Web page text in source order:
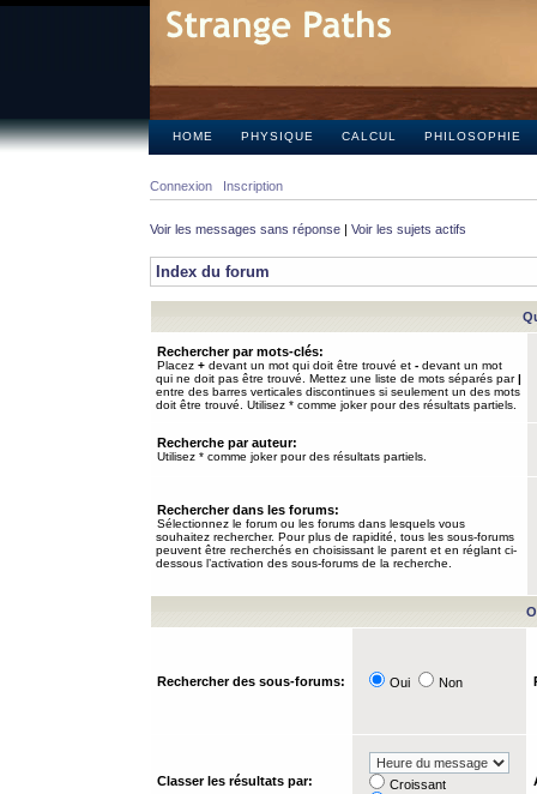
HOME PHYSIQUE CALCUL PHILOSOPHIE
Connexion Inscription
Voir les messages sans réponse | Voir les sujets actifs
Index du forum
Rechercher par mots-clés:
Placez + devant un mot qui doit être trouvé et - devant un mot
qui ne doit pas être trouvé. Mettez une liste de mots séparés par|
entre des barres verticales discontinues si seulement un des mots
doit être trouvé. Utilisez * comme joker pour des résultats partiels.
Recherche par auteur:
Utilisez * comme joker pour des résultats partiels.
Rechercher dans les forums:
Sélectionnez le forum ou les forums dans lesquels vous
souhaitez rechercher. Pour plus de rapidité, tous les sous-forums
peuvent être recherchés en choisissant le parent et en réglant ci-
dessous l’activation des sous-forums de la recherche.
Rechercher des sous-forums: Oui Non
Classer les résultats par:
Croissant